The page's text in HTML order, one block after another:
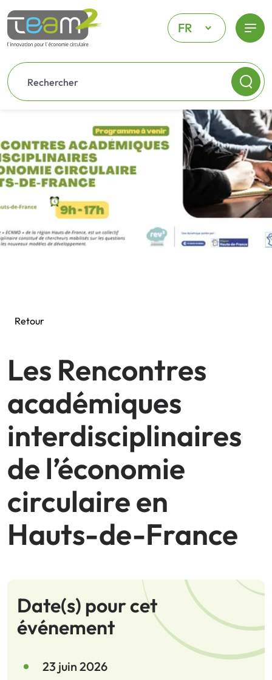
FR
Menu
Adhérer
Newsletter
Contact
Retour
Les Rencontres
académiques
interdisciplinaires
de l’économie
circulaire en
Hauts-de-France
Date(s) pour cet
événement
23 juin 2026